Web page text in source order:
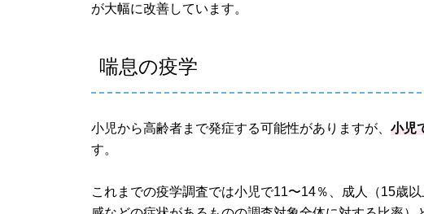
が大幅に改善しています。
喘息の疫学
小児から高齢者まで発症する可能性がありますが、小児
す。
これまでの疫学調査では小児で11〜14％、成人（15歳